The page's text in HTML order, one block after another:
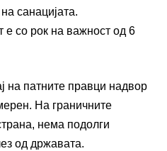
санацијата.
е со рок на важност од 6
на патните правци надвор
На граничните
нема подолги
од државата.